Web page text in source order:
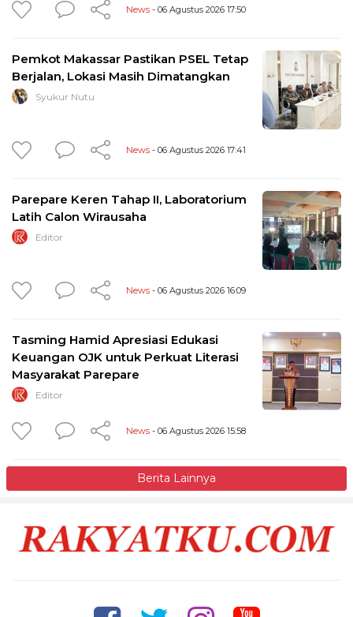
News - 06 Agustus 2026 17:50
Pemkot Makassar Pastikan PSEL Tetap
Berjalan, Lokasi Masih Dimatangkan
Syukur Nutu
News - 06 Agustus 2026 17:41
Parepare Keren Tahap II, Laboratorium
Latih Calon Wirausaha
Editor
News - 06 Agustus 2026 16:09
Tasming Hamid Apresiasi Edukasi
Keuangan OJK untuk Perkuat Literasi
Masyarakat Parepare
Editor
News - 06 Agustus 2026 15:58
Berita Lainnya